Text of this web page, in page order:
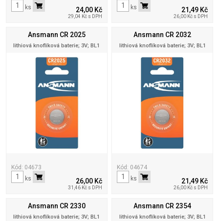
24,00 Kč
29,04 Kč s DPH
ks 21,49 Kč
26,00 Kč s DPH
ks
Ansmann CR 2025
lithiová knoflíková baterie; 3V; BL1
Kód: 04673
26,00 Kč
31,46 Kč s DPH
ks
Ansmann CR 2032
lithiová knoflíková baterie; 3V; BL1
Kód: 04674
21,49 Kč
26,00 Kč s DPH
ks
Ansmann CR 2330
lithiová knoflíková baterie; 3V; BL1
Ansmann CR 2354
lithiová knoflíková baterie; 3V; BL1